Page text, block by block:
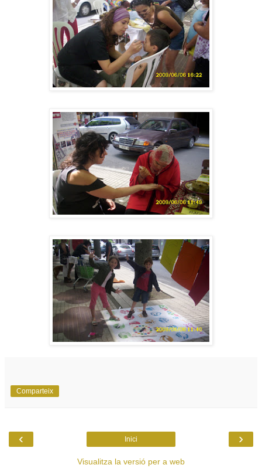
Comparteix
‹ ›
Inici
Visualitza la versió per a web